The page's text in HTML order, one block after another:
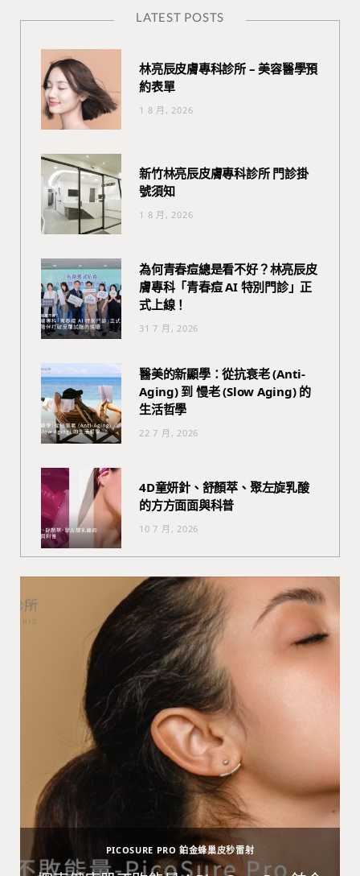
LATEST POSTS
林亮辰皮膚專科診所 – 美容醫學預
約表單
1 8 月, 2026
新竹林亮辰皮膚專科診所 門診掛
號須知
1 8 月, 2026
為何青春痘總是看不好？林亮辰皮
膚專科「青春痘 AI 特別門診」正
式上線！
31 7 月, 2026
醫美的新顯學：從抗衰老 (Anti-
Aging) 到 慢老 (Slow Aging) 的
生活哲學
22 7 月, 2026
4D童妍針、舒顏萃、聚左旋乳酸
的方方面面與科普
10 7 月, 2026
PICOSURE PRO 鉑金蜂巢皮秒雷射